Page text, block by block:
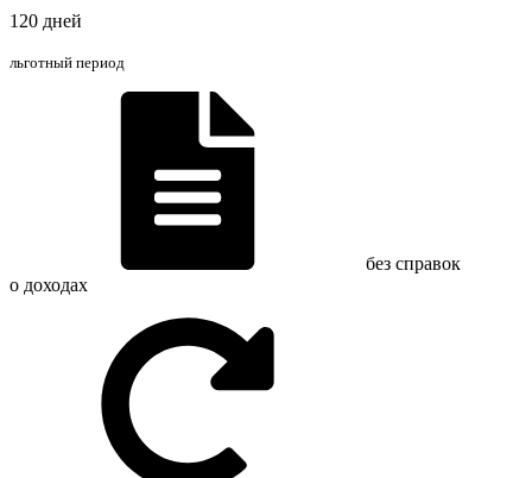
120 дней
льготный период
без справок
о доходах